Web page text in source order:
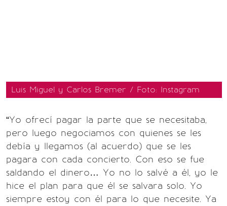
Luis Miguel y Carlos Bremer / Foto: Instagram
“Yo ofrecí pagar la parte que se necesitaba,
pero luego negociamos con quienes se les
debía y llegamos (al acuerdo) que se les
pagara con cada concierto. Con eso se fue
saldando el dinero… Yo no lo salvé a él, yo le
hice el plan para que él se salvara solo. Yo
siempre estoy con él para lo que necesite. Ya